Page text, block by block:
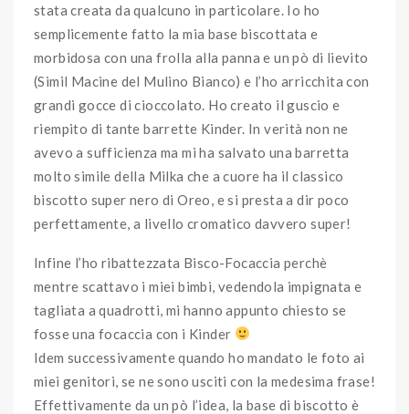
stata creata da qualcuno in particolare. Io ho
semplicemente fatto la mia base biscottata e
morbidosa con una frolla alla panna e un pò di lievito
(Simil Macine del Mulino Bianco) e l’ho arricchita con
grandi gocce di cioccolato. Ho creato il guscio e
riempito di tante barrette Kinder. In verità non ne
avevo a sufficienza ma mi ha salvato una barretta
molto simile della Milka che a cuore ha il classico
biscotto super nero di Oreo, e si presta a dir poco
perfettamente, a livello cromatico davvero super!
Infine l’ho ribattezzata Bisco-Focaccia perchè
mentre scattavo i miei bimbi, vedendola impignata e
tagliata a quadrotti, mi hanno appunto chiesto se
fosse una focaccia con i Kinder
Idem successivamente quando ho mandato le foto ai
miei genitori, se ne sono usciti con la medesima frase!
Effettivamente da un pò l’idea, la base di biscotto è